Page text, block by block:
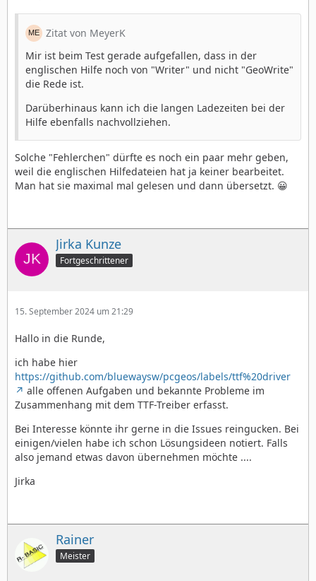
Zitat von MeyerK
Mir ist beim Test gerade aufgefallen, dass in der
englischen Hilfe noch von "Writer" und nicht "GeoWrite"
die Rede ist.
Darüberhinaus kann ich die langen Ladezeiten bei der
Hilfe ebenfalls nachvollziehen.
Solche "Fehlerchen" dürfte es noch ein paar mehr geben,
weil die englischen Hilfedateien hat ja keiner bearbeitet.
Man hat sie maximal mal gelesen und dann übersetzt. 😀
Jirka Kunze
Fortgeschrittener
15. September 2024 um 21:29
Hallo in die Runde,
ich habe hier
https://github.com/bluewaysw/pcgeos/labels/ttf%20driver
alle offenen Aufgaben und bekannte Probleme im
Zusammenhang mit dem TTF-Treiber erfasst.
Bei Interesse könnte ihr gerne in die Issues reingucken. Bei
einigen/vielen habe ich schon Lösungsideen notiert. Falls
also jemand etwas davon übernehmen möchte ....
Jirka
Rainer
Meister